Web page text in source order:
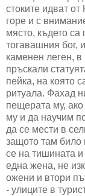
стоките идват
горе и с
място, където
тогавашния бог,
каменен леген, в
пръскали
пейка, на която
ритуала. Фахад
пещерата му,
му и да научим
да се мести в
защото там било
се на тишината
една жена, не
ожени и втори
- улиците в